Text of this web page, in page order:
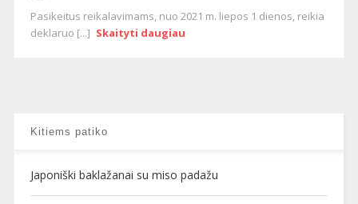
Pasikeitus reikalavimams, nuo 2021 m. liepos 1 dienos, reikia
deklaruo [...] Skaityti daugiau
Kitiems patiko
Japoniški baklažanai su miso padažu